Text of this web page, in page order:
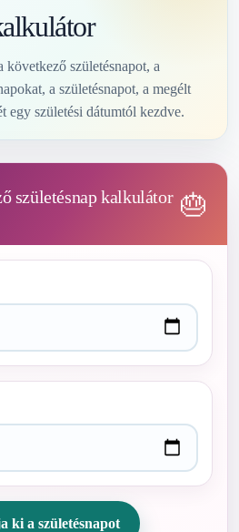
születésnapot, a
a születésnapot, a megélt
egy születési dátumtól kezdve.
születésnap kalkulátor 🎂
ki a születésnapot